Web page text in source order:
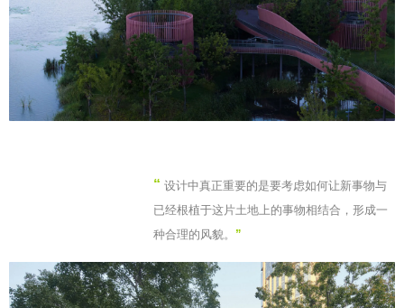
“ 设计中真正重要的是要考虑如何让新事物与
已经根植于这片土地上的事物相结合，形成一
种合理的风貌。 ”